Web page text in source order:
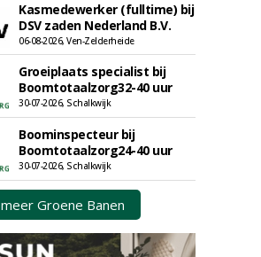
Kasmedewerker (fulltime) bij
DSV zaden Nederland B.V.
06-08-2026, Ven-Zelderheide
Groeiplaats specialist bij
Boomtotaalzorg32-40 uur
30-07-2026, Schalkwijk
Boominspecteur bij
Boomtotaalzorg24-40 uur
30-07-2026, Schalkwijk
meer Groene Banen